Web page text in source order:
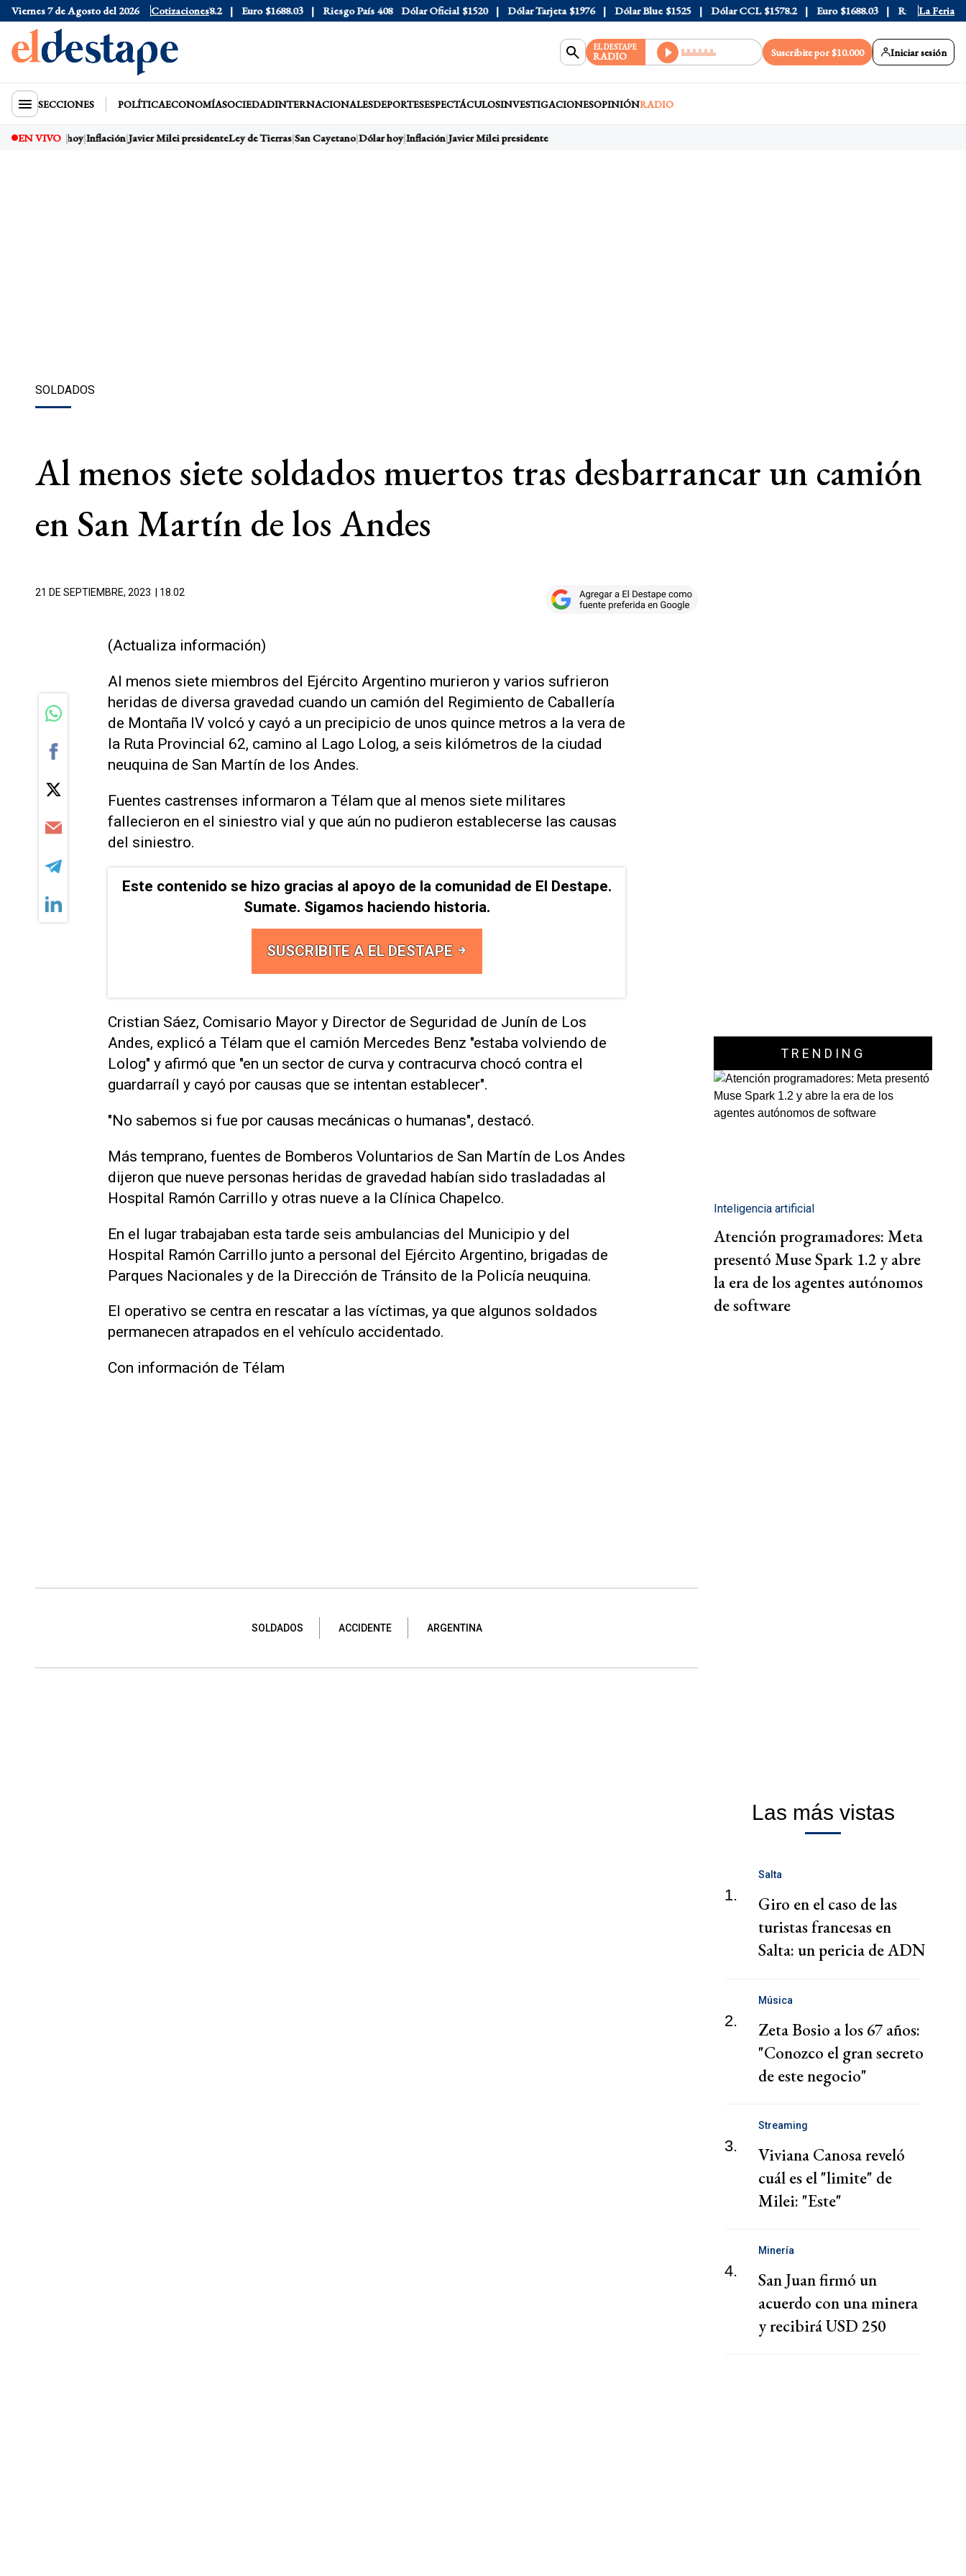
Viernes 7 de Agosto del 2026 Cotizaciones
Dólar Blue $1525 Dólar CCL $1578.2 Euro $1688.03 Riesgo País 408 Dólar Oficial $1520 Dólar Tarjeta $1976 Dólar Blue $1525 Dólar CCL $1578.2 Euro $1688.03 Riesgo País 408
La Feria
EL DESTAPE
RADIO Suscribite por $10.000 Iniciar sesión
SECCIONES POLÍTICAECONOMÍASOCIEDADINTERNACIONALESDEPORTESESPECTÁCULOSINVESTIGACIONESOPINIÓNRADIO
EN VIVO
Dólar hoy Inflación Javier Milei presidenteLey de Tierras San Cayetano Dólar hoy Inflación Javier Milei presidente
SOLDADOS
Al menos siete soldados muertos tras desbarrancar un camión
en San Martín de los Andes
21 DE SEPTIEMBRE, 2023 | 18.02
(Actualiza información)
Al menos siete miembros del Ejército Argentino murieron y varios sufrieron
heridas de diversa gravedad cuando un camión del Regimiento de Caballería
de Montaña IV volcó y cayó a un precipicio de unos quince metros a la vera de
la Ruta Provincial 62, camino al Lago Lolog, a seis kilómetros de la ciudad
neuquina de San Martín de los Andes.
Fuentes castrenses informaron a Télam que al menos siete militares
fallecieron en el siniestro vial y que aún no pudieron establecerse las causas
del siniestro.
Este contenido se hizo gracias al apoyo de la comunidad de El Destape.
Sumate. Sigamos haciendo historia.
SUSCRIBITE A EL DESTAPE
Cristian Sáez, Comisario Mayor y Director de Seguridad de Junín de Los
Andes, explicó a Télam que el camión Mercedes Benz "estaba volviendo de
Lolog" y afirmó que "en un sector de curva y contracurva chocó contra el
guardarraíl y cayó por causas que se intentan establecer".
"No sabemos si fue por causas mecánicas o humanas", destacó.
Más temprano, fuentes de Bomberos Voluntarios de San Martín de Los Andes
dijeron que nueve personas heridas de gravedad habían sido trasladadas al
Hospital Ramón Carrillo y otras nueve a la Clínica Chapelco.
En el lugar trabajaban esta tarde seis ambulancias del Municipio y del
Hospital Ramón Carrillo junto a personal del Ejército Argentino, brigadas de
Parques Nacionales y de la Dirección de Tránsito de la Policía neuquina.
El operativo se centra en rescatar a las víctimas, ya que algunos soldados
permanecen atrapados en el vehículo accidentado.
Con información de Télam
SOLDADOS ACCIDENTE ARGENTINA
TRENDING
Inteligencia artificial
Atención programadores: Meta
presentó Muse Spark 1.2 y abre
la era de los agentes autónomos
de software
Las más vistas
1.
Salta
Giro en el caso de las
turistas francesas en
Salta: un pericia de ADN
2.
Música
Zeta Bosio a los 67 años:
"Conozco el gran secreto
de este negocio"
3.
Streaming
Viviana Canosa reveló
cuál es el "limite" de
Milei: "Este"
4.
Minería
San Juan firmó un
acuerdo con una minera
y recibirá USD 250